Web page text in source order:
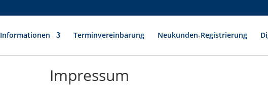
Informationen Terminvereinbarung Neukunden-Registrierung
Impressum